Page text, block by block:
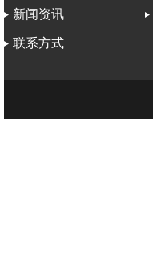
新闻资讯
联系方式